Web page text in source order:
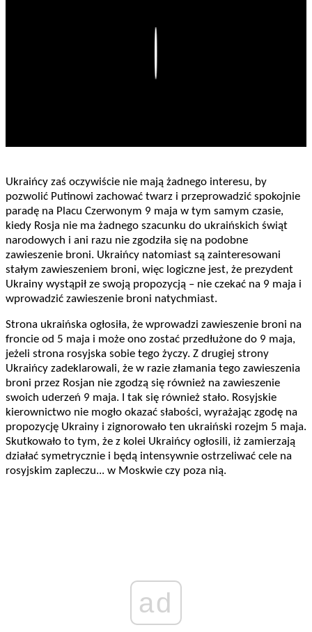
Ukraińcy zaś oczywiście nie mają żadnego interesu, by
pozwolić Putinowi zachować twarz i przeprowadzić spokojnie
paradę na Placu Czerwonym 9 maja w tym samym czasie,
kiedy Rosja nie ma żadnego szacunku do ukraińskich świąt
narodowych i ani razu nie zgodziła się na podobne
zawieszenie broni. Ukraińcy natomiast są zainteresowani
stałym zawieszeniem broni, więc logiczne jest, że prezydent
Ukrainy wystąpił ze swoją propozycją – nie czekać na 9 maja i
wprowadzić zawieszenie broni natychmiast.
Strona ukraińska ogłosiła, że wprowadzi zawieszenie broni na
froncie od 5 maja i może ono zostać przedłużone do 9 maja,
jeżeli strona rosyjska sobie tego życzy. Z drugiej strony
Ukraińcy zadeklarowali, że w razie złamania tego zawieszenia
broni przez Rosjan nie zgodzą się również na zawieszenie
swoich uderzeń 9 maja. I tak się również stało. Rosyjskie
kierownictwo nie mogło okazać słabości, wyrażając zgodę na
propozycję Ukrainy i zignorowało ten ukraiński rozejm 5 maja.
Skutkowało to tym, że z kolei Ukraińcy ogłosili, iż zamierzają
działać symetrycznie i będą intensywnie ostrzeliwać cele na
rosyjskim zapleczu... w Moskwie czy poza nią.
ad